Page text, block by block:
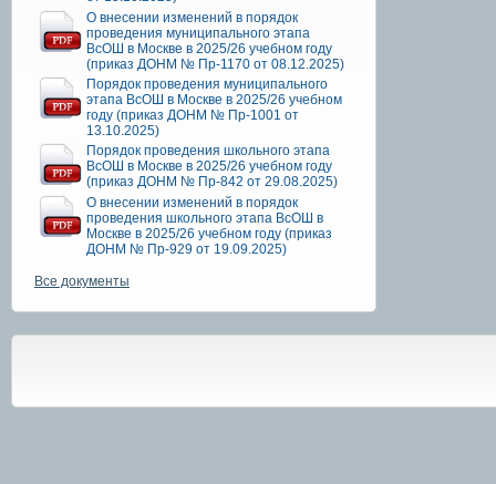
О внесении изменений в порядок
проведения муниципального этапа
ВсОШ в Москве в 2025/26 учебном году
(приказ ДОНМ № Пр-1170 от 08.12.2025)
Порядок проведения муниципального
этапа ВсОШ в Москве в 2025/26 учебном
году (приказ ДОНМ № Пр-1001 от
13.10.2025)
Порядок проведения школьного этапа
ВсОШ в Москве в 2025/26 учебном году
(приказ ДОНМ № Пр-842 от 29.08.2025)
О внесении изменений в порядок
проведения школьного этапа ВсОШ в
Москве в 2025/26 учебном году (приказ
ДОНМ № Пр-929 от 19.09.2025)
Все документы